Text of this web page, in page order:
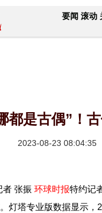
要闻 滚动
都是古偶”！
2023-08-23 08:04:35
者 张振 环球时报特约记
灯塔专业版数据显示